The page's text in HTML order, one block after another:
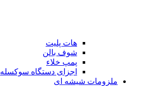
هات پلیت
شوف بالن
پمپ خلاء
اجزای دستگاه سوکسله
ملزومات شیشه ای